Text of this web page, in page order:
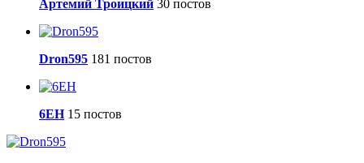
Артемий Троицкий 30 постов
Dron595 181 постов
6EH 15 постов